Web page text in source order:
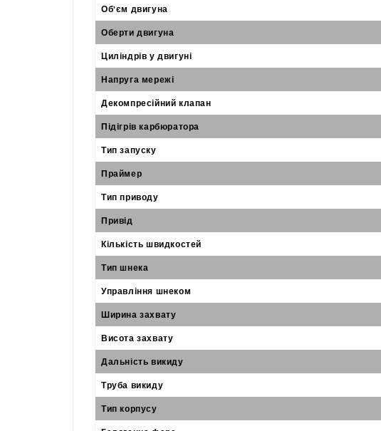
Об'єм двигуна
Оберти двигуна
Циліндрів у двигуні
Напруга мережі
Декомпресійний клапан
Підігрів карбюратора
Тип запуску
Праймер
Тип приводу
Привід
Кількість швидкостей
Тип шнека
Управління шнеком
Ширина захвату
Висота захвату
Дальність викиду
Труба викиду
Тип корпусу